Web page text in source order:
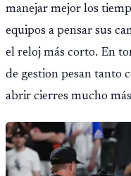
manejar mejor los
equipos a pensar sus
el reloj más corto. En
de gestion pesan tanto
abrir cierres mucho